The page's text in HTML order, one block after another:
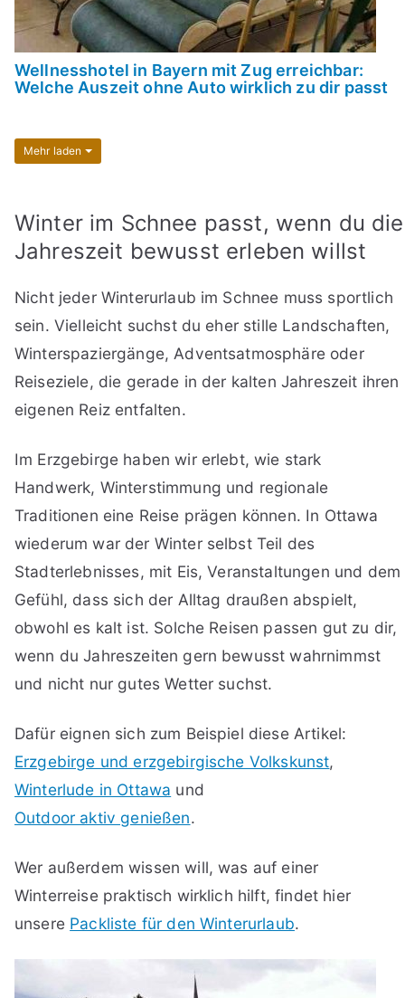
Wellnesshotel in Bayern mit Zug erreichbar:
Welche Auszeit ohne Auto wirklich zu dir passt
Mehr laden
Winter im Schnee passt, wenn du die
Jahreszeit bewusst erleben willst
Nicht jeder Winterurlaub im Schnee muss sportlich
sein. Vielleicht suchst du eher stille Landschaften,
Winterspaziergänge, Adventsatmosphäre oder
Reiseziele, die gerade in der kalten Jahreszeit ihren
eigenen Reiz entfalten.
Im Erzgebirge haben wir erlebt, wie stark
Handwerk, Winterstimmung und regionale
Traditionen eine Reise prägen können. In Ottawa
wiederum war der Winter selbst Teil des
Stadterlebnisses, mit Eis, Veranstaltungen und dem
Gefühl, dass sich der Alltag draußen abspielt,
obwohl es kalt ist. Solche Reisen passen gut zu dir,
wenn du Jahreszeiten gern bewusst wahrnimmst
und nicht nur gutes Wetter suchst.
Dafür eignen sich zum Beispiel diese Artikel:
Erzgebirge und erzgebirgische Volkskunst,
Winterlude in Ottawa und
Outdoor aktiv genießen.
Wer außerdem wissen will, was auf einer
Winterreise praktisch wirklich hilft, findet hier
unsere Packliste für den Winterurlaub.